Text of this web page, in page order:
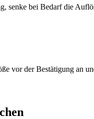
senke bei Bedarf die
vor der Bestätigung an